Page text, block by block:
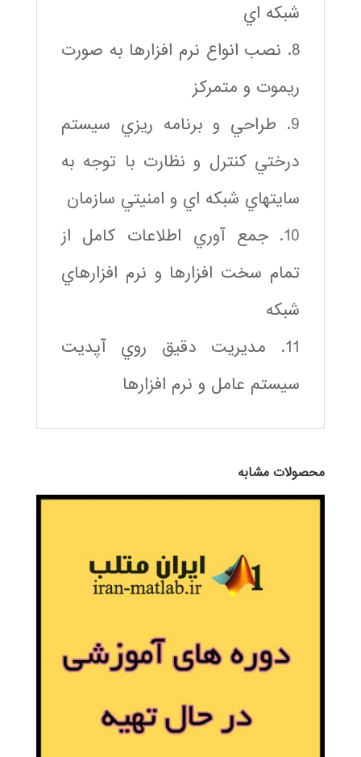
شبكه اي
8. نصب انواع نرم افزارها به صورت
ريموت و متمركز
9. طراحي و برنامه ريزي سيستم
درختي كنترل و نظارت با توجه به
سايتهاي شبكه اي و امنيتي سازمان
10. جمع آوري اطلاعات كامل از
تمام سخت افزارها و نرم افزارهاي
شبكه
11. مديريت دقيق روي آپديت
سيستم عامل و نرم افزارها
محصولات مشابه